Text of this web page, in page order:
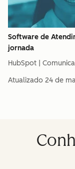
Software de
jornada
HubSpot |
Atualizado 24 de